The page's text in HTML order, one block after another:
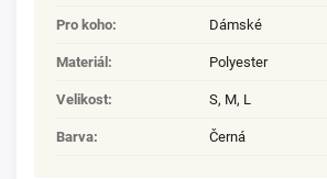
Pro koho: Dámské
Materiál : Polyester
Velikost: S, M, L
Barva: Černá